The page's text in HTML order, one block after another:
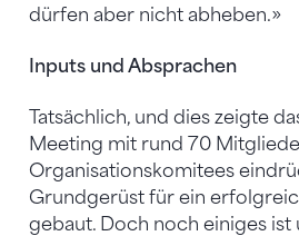
dürfen aber nicht abheben.»
Inputs und Absprachen
Tatsächlich, und dies zeigte
Meeting mit rund 70
Organisationskomitees
Grundgerüst für ein
gebaut. Doch noch einiges ist